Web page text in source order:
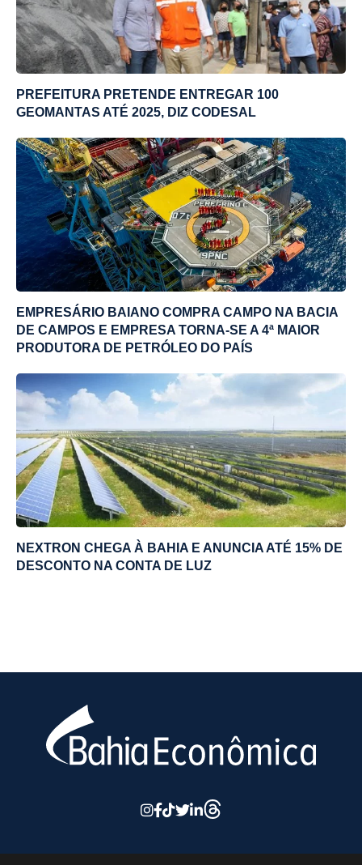
PREFEITURA PRETENDE ENTREGAR 100
GEOMANTAS ATÉ 2025, DIZ CODESAL
EMPRESÁRIO BAIANO COMPRA CAMPO NA BACIA
DE CAMPOS E EMPRESA TORNA-SE A 4ª MAIOR
PRODUTORA DE PETRÓLEO DO PAÍS
NEXTRON CHEGA À BAHIA E ANUNCIA ATÉ 15% DE
DESCONTO NA CONTA DE LUZ